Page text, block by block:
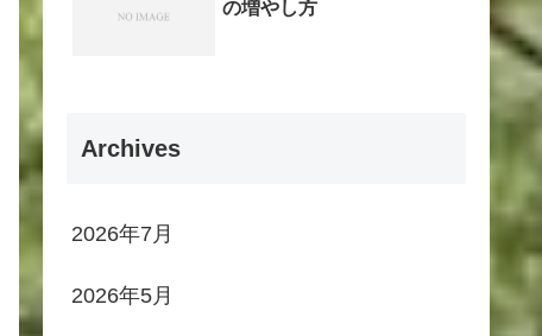
の増やし方
Archives
2026年7月
2026年5月